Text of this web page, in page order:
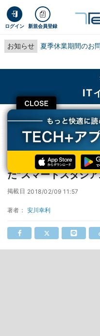
ログイン 新規会員登録
お知らせ 夏季休業期間のお
IT
TECH+ 企業IT
ITインフラ
西武ライオンズ、電子チケットを
西武ライオンズ、
た"スマートスタジ
掲載日 2018/02/09 11:57
著者： 安川幸利